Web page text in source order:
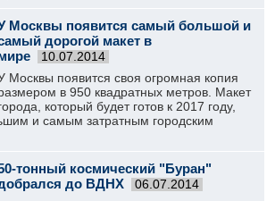
Москвы появится самый большой и
дорогой макет в
10.07.2014
Москвы появится своя огромная копия
в 950 квадратных метров. Макет
который будет готов к 2017 году,
и самым затратным городским
тонный космический "Буран"
до ВДНХ
06.07.2014